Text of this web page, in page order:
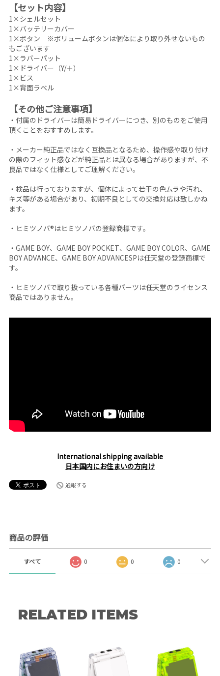
【セット内容】
1×シェルセット
1×バッテリーカバー
1×ボタン ※ボリュームボタンは個体により取り外せないもの
もございます
1×ラバーパット
1×ドライバー（Y/＋）
1×ビス
1×背面ラベル
【その他ご注意事項】
・付属のドライバーは簡易ドライバーにつき、別のものをご使用
頂くことをおすすめします。
・メーカー純正品ではなく互換品となるため、操作感や取り付け
の際のフィット感などが純正品とは異なる場合がありますが、不
良品ではなく仕様としてご理解ください。
・検品は行っておりますが、個体によって若干の色ムラや汚れ、
キズ等がある場合があり、初期不良としての交換対応は致しかね
ます。
・ヒミツノバ®はヒミツノバの登録商標です。
・GAME BOY、GAME BOY POCKET、GAME BOY COLOR、GAME
BOY ADVANCE、GAME BOY ADVANCESPは任天堂の登録商標で
す。
・ヒミツノバで取り扱っている各種パーツは任天堂のライセンス
商品ではありません。
International shipping available
日本国内にお住まいの方向け
通報する
商品の評価
すべて 0 0 0
RELATED ITEMS